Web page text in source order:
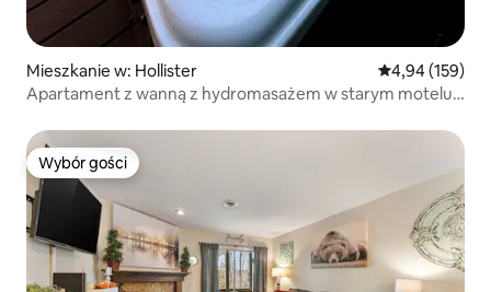
Mieszkanie w: Hollister Średnia
4,94 (159)
Apartament z wanną z hydromasażem w starym motelu
Wybór gości
Wybór gości